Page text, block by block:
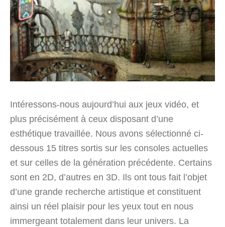
Intéressons-nous aujourd’hui aux jeux vidéo, et
plus précisément à ceux disposant d’une
esthétique travaillée. Nous avons sélectionné ci-
dessous 15 titres sortis sur les consoles actuelles
et sur celles de la génération précédente. Certains
sont en 2D, d’autres en 3D. Ils ont tous fait l’objet
d’une grande recherche artistique et constituent
ainsi un réel plaisir pour les yeux tout en nous
immergeant totalement dans leur univers. La